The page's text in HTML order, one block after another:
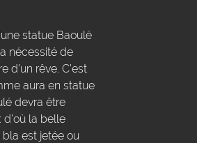
statue Baoulé
nécessité de
rêve. C’est
aura en statue
devra être
la belle
est jetée ou